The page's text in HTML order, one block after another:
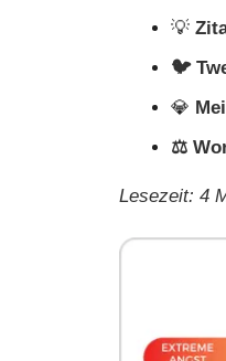
💡
🐦
💎
⚖️
Lesezeit: 4